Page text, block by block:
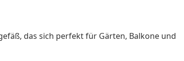
das sich perfekt für Gärten, Balkone und